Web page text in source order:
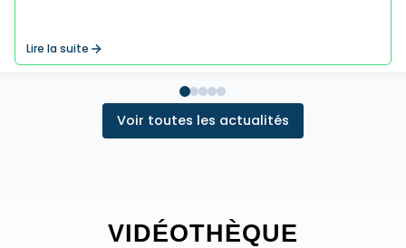
Lire la suite
Voir toutes les actualités
VIDÉOTHÈQUE